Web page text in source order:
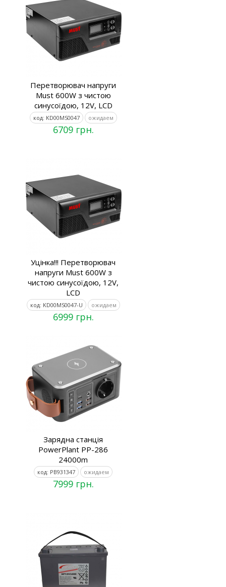
Перетворювач напруги
Must 600W з чистою
синусоїдою, 12V, LCD
код: KD00MS0047 ожидаем
6709 грн.
Уцінка!!! Перетворювач
напруги Must 600W з
чистою синусоїдою, 12V,
LCD
код: KD00MS0047-U ожидаем
6999 грн.
Зарядна станція
PowerPlant PP-286
24000m
код: PB931347 ожидаем
7999 грн.